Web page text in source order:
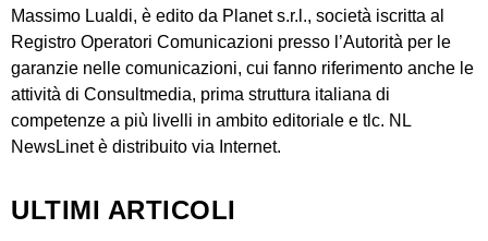
Massimo Lualdi, è edito da Planet s.r.l., società iscritta al
Registro Operatori Comunicazioni presso l’Autorità per le
garanzie nelle comunicazioni, cui fanno riferimento anche le
attività di Consultmedia, prima struttura italiana di
competenze a più livelli in ambito editoriale e tlc. NL
NewsLinet è distribuito via Internet.
ULTIMI ARTICOLI